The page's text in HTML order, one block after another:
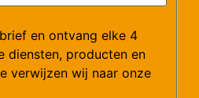
08:30-16:00 uur)
en ontvang elke 4
diensten, producten en
verwijzen wij naar onze